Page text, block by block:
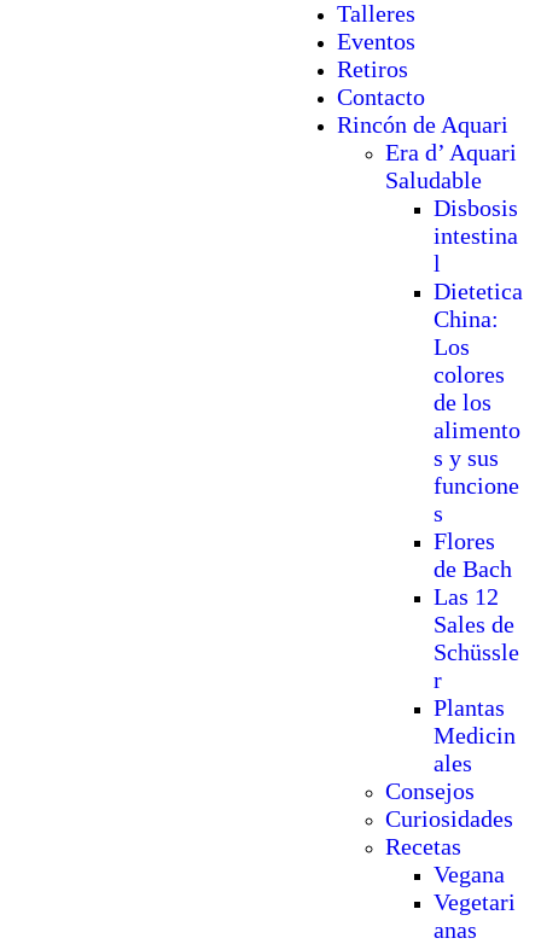
Talleres
Eventos
Retiros
Contacto
Rincón de Aquari
Era d’ Aquari
Saludable
Disbosis
intestina
l
Dietetica
China:
Los
colores
de los
alimento
s y sus
funcione
s
Flores
de Bach
Las 12
Sales de
Schüssle
r
Plantas
Medicin
ales
Consejos
Curiosidades
Recetas
Vegana
Vegetari
anas